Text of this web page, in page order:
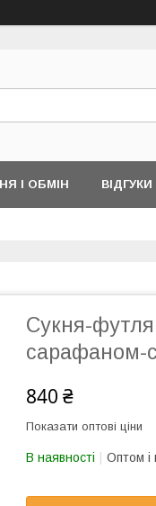
І ОБМІН ВІДГУКИ
Сукня-
сарафаном-
840 ₴
Показати оптові ціни
В наявності Оптом і